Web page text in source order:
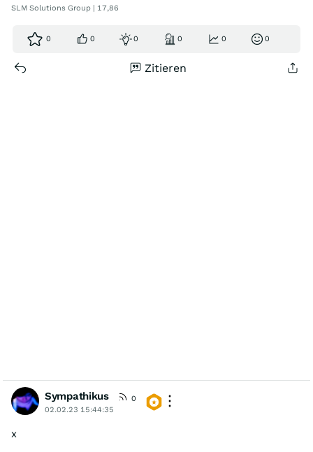
SLM Solutions Group | 17,86
0 0 0 0 0 0
Zitieren
Sympathikus
0
02.02.23 15:44:35
x